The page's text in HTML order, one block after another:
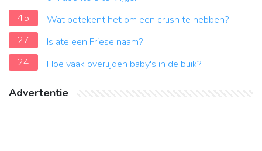
45
Wat betekent het om een crush te hebben?
27
Is ate een Friese naam?
24
Hoe vaak overlijden baby's in de buik?
Advertentie